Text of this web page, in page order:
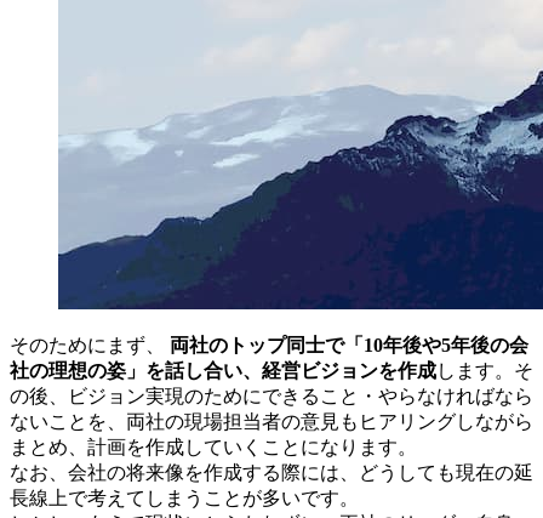
そのためにまず、 両社のトップ同士で「10年後や5年後の会
社の理想の姿」を話し合い、経営ビジョンを作成します。そ
の後、ビジョン実現のためにできること・やらなければなら
ないことを、両社の現場担当者の意見もヒアリングしながら
まとめ、計画を作成していくことになります。
なお、会社の将来像を作成する際には、どうしても現在の延
長線上で考えてしまうことが多いです。